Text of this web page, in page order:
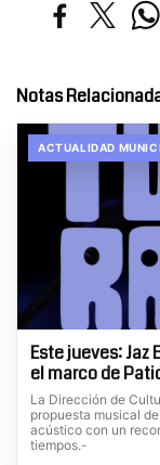
Notas
ACTUALIDAD
Este jueves:
el marco de
La Dirección de
propuesta musical
acústico con un
tiempos.-